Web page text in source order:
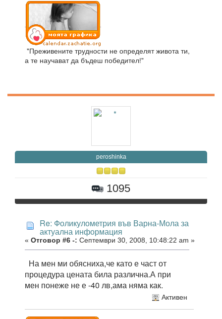
"Преживените трудности не определят живота ти,
а те научават да бъдеш победител!"
peroshinka
1095
Re: Фоликулометрия във Варна-Мола за
актуална информация
« Отговор #6 -: Септември 30, 2008, 10:48:22 am »
На мен ми обясниха,че като е част от
процедура цената била различна.А при
мен понеже не е -40 лв,ама няма как.
Активен